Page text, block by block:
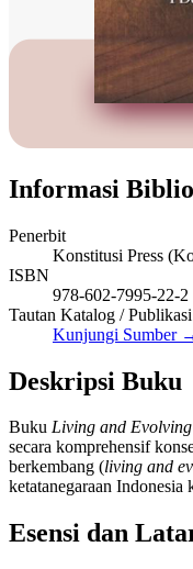
Informasi
Penerbit
Konstitusi Press
ISBN
978-602-7995-22-2
Tautan Katalog / Publikasi
Kunjungi Sumber
Deskripsi Buku
Buku Living and
secara komprehensif
berkembang (living and
ketatanegaraan Indonesia
Esensi dan